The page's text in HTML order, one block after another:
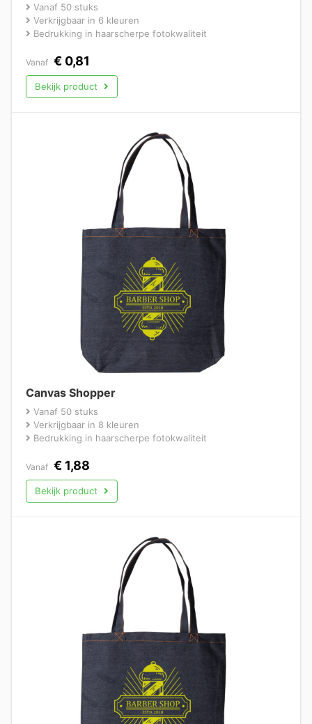
Vanaf 50 stuks
Verkrijgbaar in 6 kleuren
Bedrukking in haarscherpe fotokwaliteit
Vanaf € 0,81
Bekijk product
Canvas Shopper
Vanaf 50 stuks
Verkrijgbaar in 8 kleuren
Bedrukking in haarscherpe fotokwaliteit
Vanaf € 1,88
Bekijk product